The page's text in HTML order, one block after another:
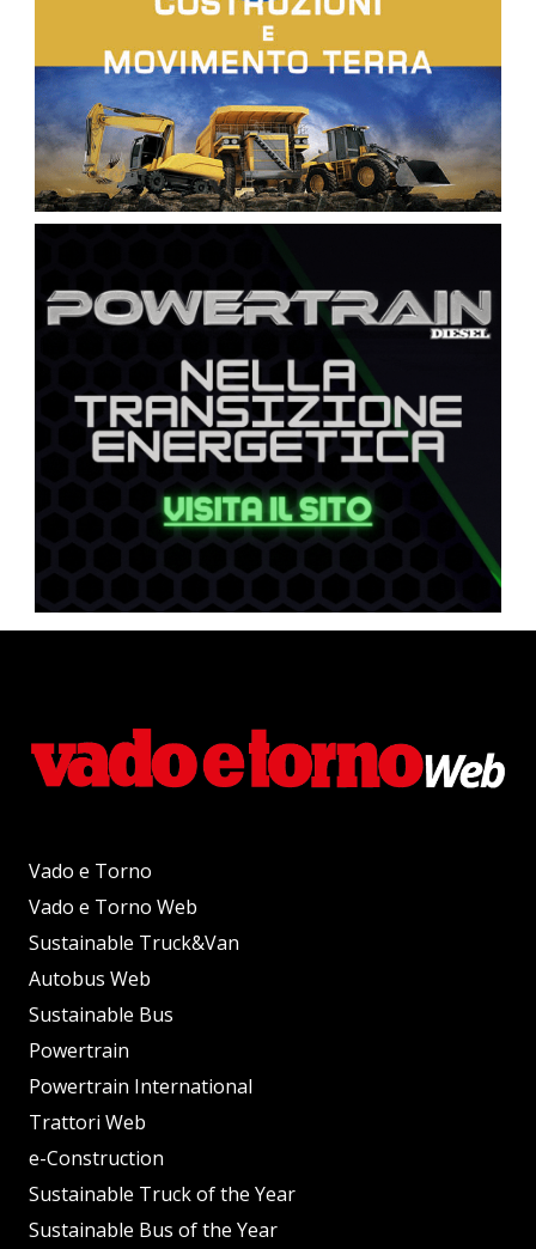
Vado e Torno
Vado e Torno Web
Sustainable Truck&Van
Autobus Web
Sustainable Bus
Powertrain
Powertrain International
Trattori Web
e-Construction
Sustainable Truck of the Year
Sustainable Bus of the Year